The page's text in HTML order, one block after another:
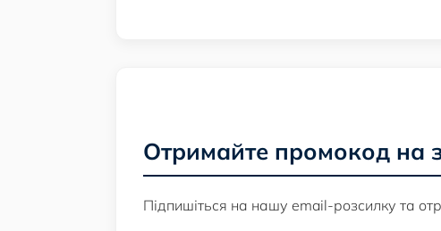
Отримайте промокод на
Підпишіться на нашу email-розсилку та